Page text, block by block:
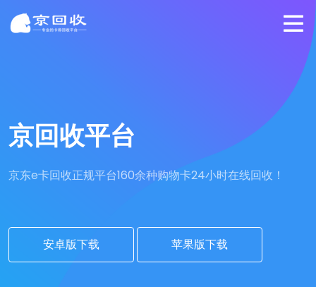
京回收平台
京东e卡回收正规平台160余种购物卡24小时在线回收！
安卓版下载 苹果版下载